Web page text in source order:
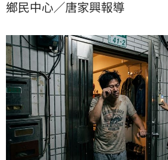
辣人妻，而是睡眼惺忪、滿腔怒火的
讓PTT網笑：哪來的活寶竟然當真
鄉民中心／唐家興報導